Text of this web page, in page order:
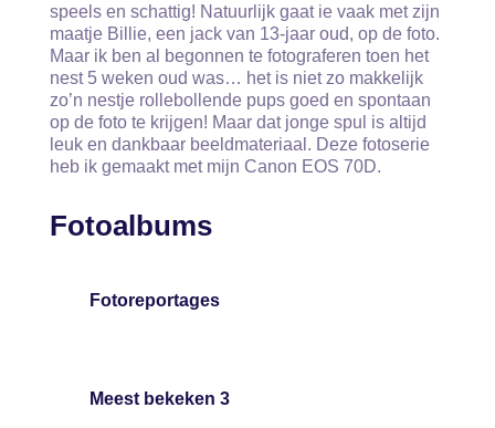
speels en schattig! Natuurlijk gaat ie vaak met zijn
maatje Billie, een jack van 13-jaar oud, op de foto.
Maar ik ben al begonnen te fotograferen toen het
nest 5 weken oud was… het is niet zo makkelijk
zo’n nestje rollebollende pups goed en spontaan
op de foto te krijgen! Maar dat jonge spul is altijd
leuk en dankbaar beeldmateriaal. Deze fotoserie
heb ik gemaakt met mijn Canon EOS 70D.
Fotoalbums
Fotoreportages
Meest bekeken 3